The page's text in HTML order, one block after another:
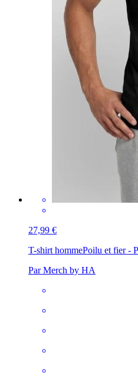
27,99 €
T-shirt hommePoilu et fier -
Par Merch by HA